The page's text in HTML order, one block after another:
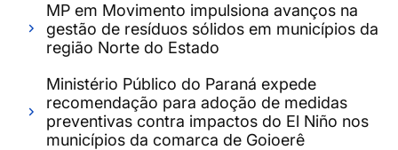
MP em Movimento impulsiona avanços na
gestão de resíduos sólidos em municípios da
região Norte do Estado
Ministério Público do Paraná expede
recomendação para adoção de medidas
preventivas contra impactos do El Niño nos
municípios da comarca de Goioerê